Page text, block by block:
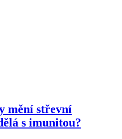
mění střevní
s imunitou?